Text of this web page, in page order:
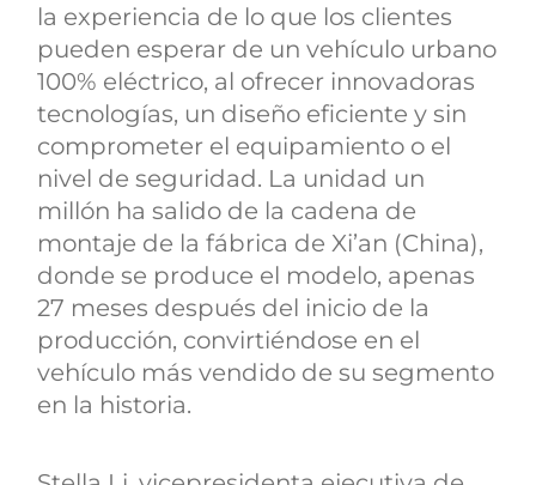
la experiencia de lo que los clientes
pueden esperar de un vehículo urbano
100% eléctrico, al ofrecer innovadoras
tecnologías, un diseño eficiente y sin
comprometer el equipamiento o el
nivel de seguridad. La unidad un
millón ha salido de la cadena de
montaje de la fábrica de Xi’an (China),
donde se produce el modelo, apenas
27 meses después del inicio de la
producción, convirtiéndose en el
vehículo más vendido de su segmento
en la historia.